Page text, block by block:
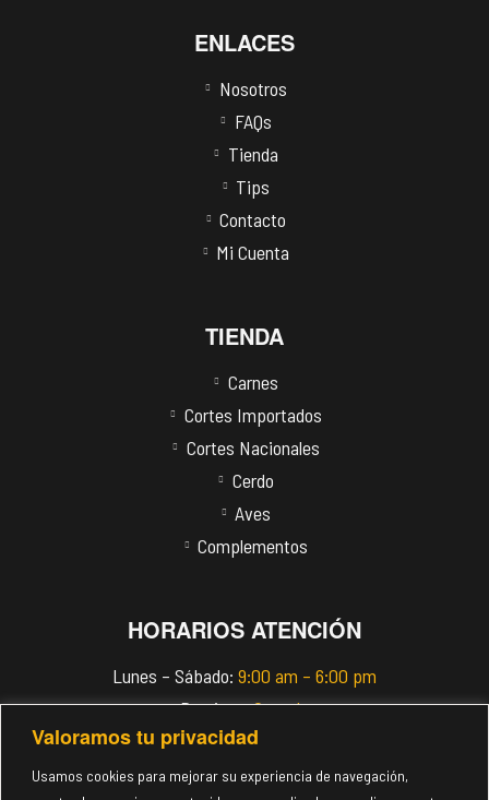
Valoramos tu privacidad
Usamos cookies para mejorar su experiencia de navegación,
ENLACES
Nosotros
FAQs
Tienda
Tips
Contacto
Mi Cuenta
TIENDA
Carnes
Cortes Importados
Cortes Nacionales
Cerdo
Aves
Complementos
HORARIOS ATENCIÓN
Lunes – Sábado: 9:00 am – 6:00 pm
Domingo:Cerrado
info@imperiomeats.com